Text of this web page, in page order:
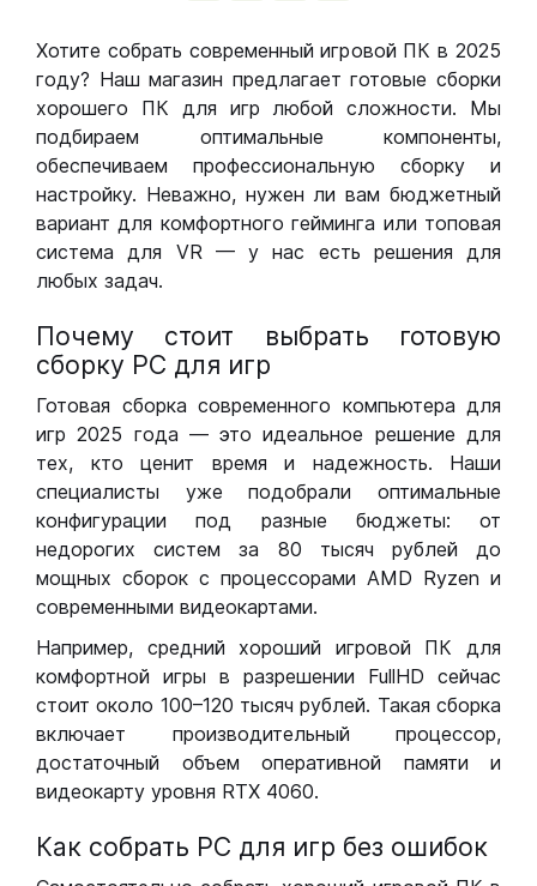
Хотите собрать современный игровой ПК в 2025
году? Наш магазин предлагает готовые сборки
хорошего ПК для игр любой сложности. Мы
подбираем оптимальные компоненты,
обеспечиваем профессиональную сборку и
настройку. Неважно, нужен ли вам бюджетный
вариант для комфортного гейминга или топовая
система для VR — у нас есть решения для
любых задач.
Почему стоит выбрать готовую
сборку РС для игр
Готовая сборка современного компьютера для
игр 2025 года — это идеальное решение для
тех, кто ценит время и надежность. Наши
специалисты уже подобрали оптимальные
конфигурации под разные бюджеты: от
недорогих систем за 80 тысяч рублей до
мощных сборок с процессорами AMD Ryzen и
современными видеокартами.
Например, средний хороший игровой ПК для
комфортной игры в разрешении FullHD сейчас
стоит около 100–120 тысяч рублей. Такая сборка
включает производительный процессор,
достаточный объем оперативной памяти и
видеокарту уровня RTX 4060.
Как собрать РС для игр без ошибок